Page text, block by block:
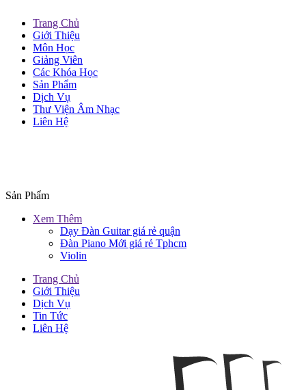
Trang Chủ
Giới Thiệu
Môn Học
Giảng Viên
Các Khóa Học
Sản Phẩm
Dịch Vụ
Thư Viện Âm Nhạc
Liên Hệ
Sản Phẩm
Xem Thêm
Dạy Đàn Guitar giá rẻ quận
Đàn Piano Mới giá rẻ Tphcm
Violin
Trang Chủ
Giới Thiệu
Dịch Vụ
Tin Tức
Liên Hệ